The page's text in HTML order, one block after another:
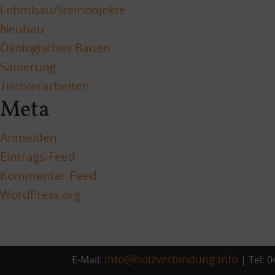
Lehmbau/Steinobjekte
Neubau
Ökologisches Bauen
Sanierung
Tischlerarbeiten
Meta
Anmelden
Eintrags-Feed
Kommentar-Feed
WordPress.org
E-Mail: info@holzverbindung.info Tel: